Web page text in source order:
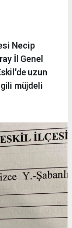
Necip
İl Genel
uzun
müjdeli